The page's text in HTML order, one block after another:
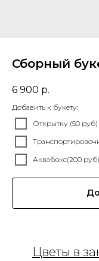
Сборный
6 900 р.
Добавить к букету:
Открытку (50 руб)
Аквабокс(200 руб)
Цветы в